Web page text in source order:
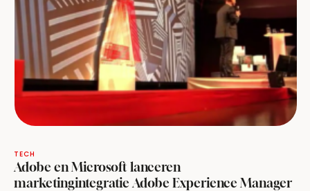
TECH
Adobe en Microsoft lanceren
marketingintegratie Adobe Experience Manager